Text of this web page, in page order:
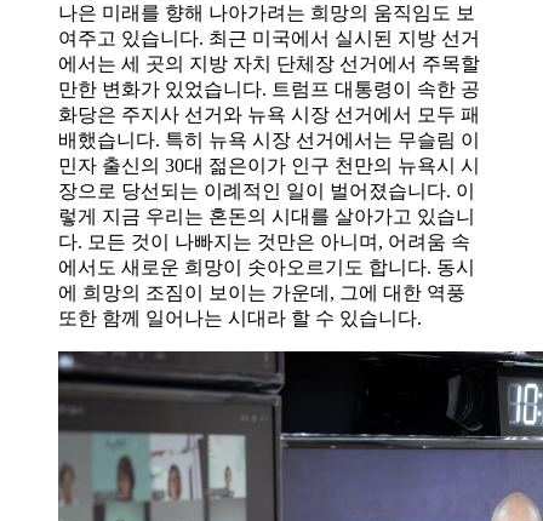
나은 미래를 향해 나아가려는 희망의 움직임도 보
여주고 있습니다. 최근 미국에서 실시된 지방 선거
에서는 세 곳의 지방 자치 단체장 선거에서 주목할
만한 변화가 있었습니다. 트럼프 대통령이 속한 공
화당은 주지사 선거와 뉴욕 시장 선거에서 모두 패
배했습니다. 특히 뉴욕 시장 선거에서는 무슬림 이
민자 출신의 30대 젊은이가 인구 천만의 뉴욕시 시
장으로 당선되는 이례적인 일이 벌어졌습니다. 이
렇게 지금 우리는 혼돈의 시대를 살아가고 있습니
다. 모든 것이 나빠지는 것만은 아니며, 어려움 속
에서도 새로운 희망이 솟아오르기도 합니다. 동시
에 희망의 조짐이 보이는 가운데, 그에 대한 역풍
또한 함께 일어나는 시대라 할 수 있습니다.